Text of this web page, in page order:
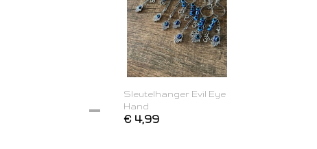
Sleutelhanger Evil Eye
Hand
€ 4,99